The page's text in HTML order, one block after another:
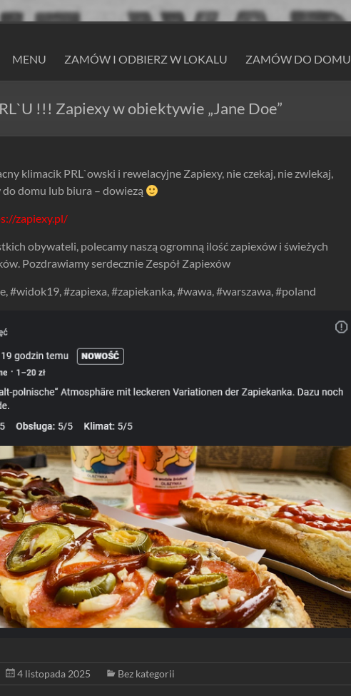
MENU ZAMÓW I ODBIERZ W LOKALU ZAMÓW DO DOMU
!!! Zapiexy w obiektywie „Jane Doe”
klimacik PRL`owski i rewelacyjne Zapiexy, nie czekaj, nie zwlekaj,
domu lub biura – dowiezą
zapiexy.pl/
obywateli, polecamy naszą ogromną ilość zapiexów i świeżych
Pozdrawiamy serdecznie Zespół Zapiexów
#widok19, #zapiexa, #zapiekanka, #wawa, #warszawa, #poland
4 listopada 2025 Bez kategorii